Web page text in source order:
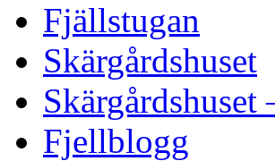
Fjällstugan
Skärgårdshuset
Skärgårdshuset
Fjellblogg